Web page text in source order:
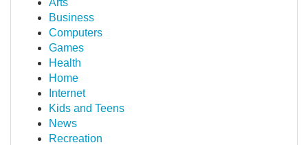
Arts
Business
Computers
Games
Health
Home
Internet
Kids and Teens
News
Recreation